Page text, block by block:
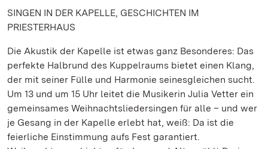
SINGEN IN DER KAPELLE, GESCHICHTEN IM
PRIESTERHAUS
Die Akustik der Kapelle ist etwas ganz Besonderes: Das
perfekte Halbrund des Kuppelraums bietet einen Klang,
der mit seiner Fülle und Harmonie seinesgleichen sucht.
Um 13 und um 15 Uhr leitet die Musikerin Julia Vetter ein
gemeinsames Weihnachtsliedersingen für alle – und wer
je Gesang in der Kapelle erlebt hat, weiß: Da ist die
feierliche Einstimmung aufs Fest garantiert.